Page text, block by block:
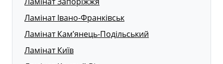
Ламінат Івано-Франківськ
Ламінат Кам’янець-Подільський
Ламінат Київ